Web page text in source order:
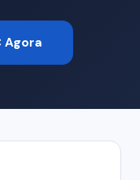
Agora